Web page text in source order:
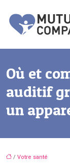
Où et
auditif
un
/ Votre santé